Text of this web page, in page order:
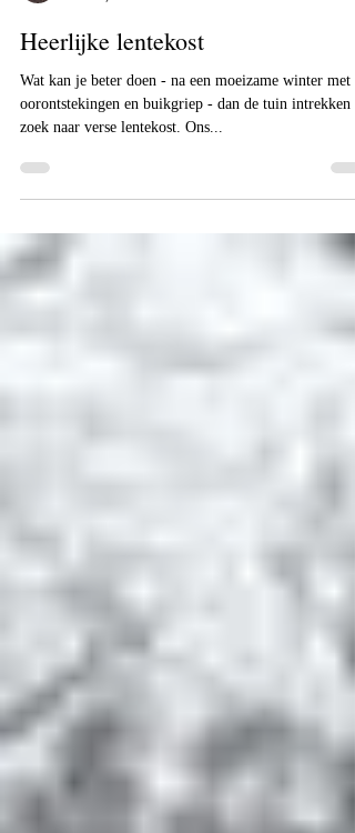
Mar 20, 2024
1 min read
Heerlijke lentekost
Wat kan je beter doen - na een moeizame winter met
zoek naar verse lentekost. Ons...